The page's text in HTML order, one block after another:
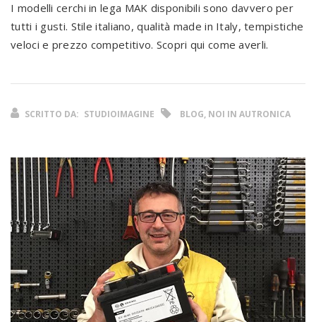
I modelli cerchi in lega MAK disponibili sono davvero per
tutti i gusti. Stile italiano, qualità made in Italy, tempistiche
veloci e prezzo competitivo. Scopri qui come averli.
SCRITTO DA: STUDIOIMAGINE BLOG, NOI IN AUTRONICA